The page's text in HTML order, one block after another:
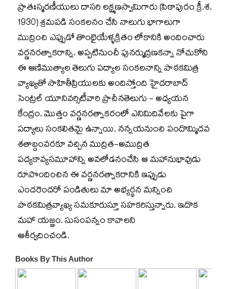
ప్రాతఃస్మరణీయులు దాసరి లక్ష్మణస్వామిగారు (పిఠాపురం క్రీ.శ.
1930) శ్రమపడి సంకలనం చేసి నాలుగు భాగాలుగా
ముద్రించి ఎప్పుడో తొంభైయేళ్ళక్రితం లోకానికి అందించారు
వర్ణనరత్నాకరాన్ని. అప్పటినుంచీ పునర్ముద్రణకన్నా నోచుకోని
ఈ ఆణిముత్యాల తెలుగు పద్యాల సంకలనాన్ని పాఠకమిత్ర
వ్యాఖ్యతో సాహితీప్రియులకు అందిస్తోంది హైదరాబాద్‌
సెంట్రల్‌ యూనివర్సిటీవారి ప్రాచీనతెలుగు - అధ్యయన
కేంద్రం. మొత్తం వర్ణనరత్నాకరంలో ఎనిమిదివేలకు పైగా
పద్యాలు సంకలితమై ఉన్నాయి. నన్నయనుంచి పందొమ్మిదవ
శతాబ్దంవరకూ వచ్చిన ముద్రిత-అముద్రిత
పద్యకావ్యసమూహాన్ని అవలోడనంచేసి ఆ మహానుభావుడు
రూపొందించిన ఈ వర్ణనరత్నాకరానికి ఇప్పుడు
ఎందరెందరో పండితులు మా అభ్యర్థన మన్నించి
పాఠకమిత్రవ్యాఖ్య సమకూరుస్తూ సహకరిస్తున్నారు. ఇదొక
మహా యజ్ఞం. సుసంపన్నం కావాలని
ఆశీర్వదించండి.
Books By This Author